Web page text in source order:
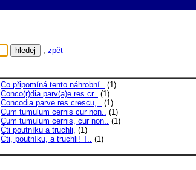
, zpět
Co připomíná tento náhrobní.. (1)
Conco(r)dia parv(a)e res cr.. (1)
Concodia parve res crescu,.. (1)
Cum tumulum cernis cur non.. (1)
Cum tumulum cernis, cur non.. (1)
Čti poutníku a truchli, (1)
Čti, poutníku, a truchli! T.. (1)